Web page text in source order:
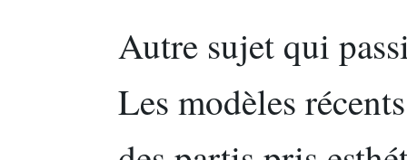
Autre sujet qui
Les modèles